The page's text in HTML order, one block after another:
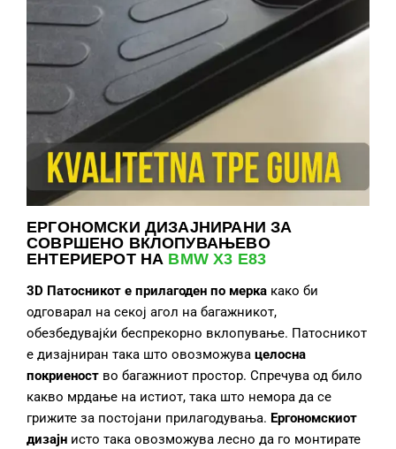
ЕРГОНОМСКИ ДИЗАЈНИРАНИ ЗА
СОВРШЕНО ВКЛОПУВАЊЕВО
ЕНТЕРИЕРОТ НА BMW X3 E83
3D Патосникот е прилагоден по мерка како би
одговарал на секој агол на багажникот,
обезбедувајќи беспрекорно вклопување. Патосникот
е дизајниран така што овозможува целосна
покриеност во багажниот простор. Спречува од било
какво мрдање на истиот, така што немора да се
грижите за постојани прилагодувања. Ергономскиот
дизајн исто така овозможува лесно да го монтирате